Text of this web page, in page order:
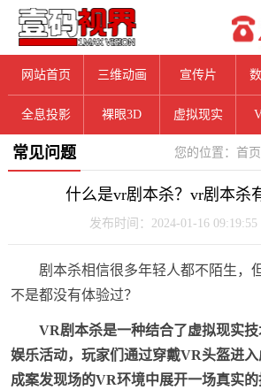
网站首页 三维动画 宣传片
全息投影 裸眼3D 虚拟现实
您的位置： 首页
常见问题
什么是vr剧本杀？vr剧本杀
发布时间：2024-01-16
剧本杀相信很多年轻人都不陌生，
不是都没有体验过？
VR剧本杀是一种结合了虚拟现实
娱乐活动，玩家们通过穿戴VR头盔进
成案发现场的VR环境中展开一场真实